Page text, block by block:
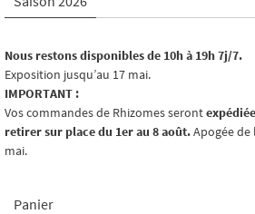
Nous restons disponibles de 10h à 19h 7j/7.
Exposition jusqu’au 17 mai.
IMPORTANT :
Vos commandes de Rhizomes seront
retirer sur place du 1er au 8 août.Apogée
mai.
Panier